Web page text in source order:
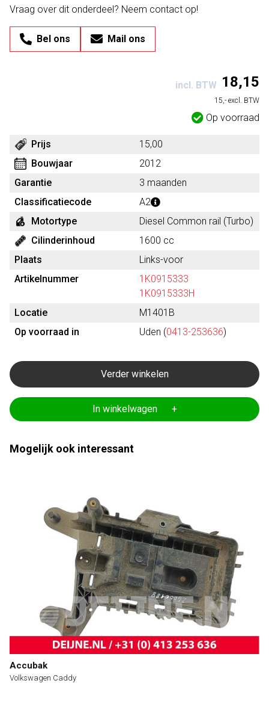
Vraag over dit onderdeel? Neem contact op!
Bel ons Mail ons
incl. BTW 18,15
15,- excl. BTW
Op voorraad
Prijs
15,00
Bouwjaar
2012
Garantie
3 maanden
Classificatiecode
A2
Motortype
Diesel Common rail (Turbo)
Cilinderinhoud
1600 cc
Plaats
Links-voor
Artikelnummer
1K0915333
1K0915333H
Locatie
M1401B
Op voorraad in
Uden (0413-253636)
Verder winkelen
In winkelwagen +
Mogelijk ook interessant
Accubak
Volkswagen Caddy